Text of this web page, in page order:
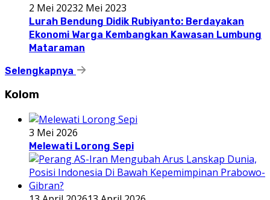
2 Mei 20232 Mei 2023
Lurah Bendung Didik Rubiyanto: Berdayakan
Ekonomi Warga Kembangkan Kawasan Lumbung
Mataraman
Selengkapnya
Kolom
3 Mei 2026
Melewati Lorong Sepi